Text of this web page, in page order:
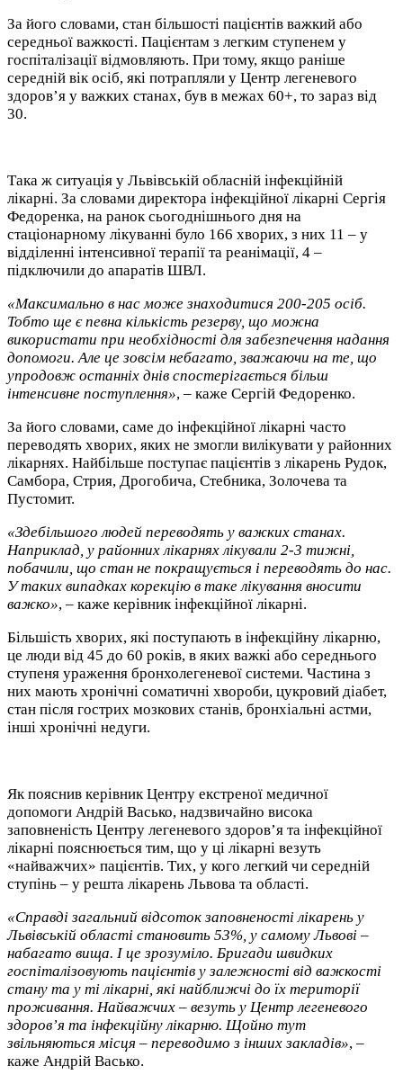
За його словами, стан більшості пацієнтів важкий або
середньої важкості. Пацієнтам з легким ступенем у
госпіталізації відмовляють. При тому, якщо раніше
середній вік осіб, які потрапляли у Центр легеневого
здоров’я у важких станах, був в межах 60+, то зараз від
30.
Така ж ситуація у Львівській обласній інфекційній
лікарні. За словами директора інфекційної лікарні Сергія
Федоренка, на ранок сьогоднішнього дня на
стаціонарному лікуванні було 166 хворих, з них 11 – у
відділенні інтенсивної терапії та реанімації, 4 –
підключили до апаратів ШВЛ.
«Максимально в нас може знаходитися 200-205 осіб.
Тобто ще є певна кількість резерву, що можна
використати при необхідності для забезпечення надання
допомоги. Але це зовсім небагато, зважаючи на те, що
упродовж останніх днів спостерігається більш
інтенсивне поступлення», – каже Сергій Федоренко.
За його словами, саме до інфекційної лікарні часто
переводять хворих, яких не змогли вилікувати у районних
лікарнях. Найбільше поступає пацієнтів з лікарень Рудок,
Самбора, Стрия, Дрогобича, Стебника, Золочева та
Пустомит.
«Здебільшого людей переводять у важких станах.
Наприклад, у районних лікарнях лікували 2-3 тижні,
побачили, що стан не покращується і переводять до нас.
У таких випадках корекцію в таке лікування вносити
важко», – каже керівник інфекційної лікарні.
Більшість хворих, які поступають в інфекційну лікарню,
це люди від 45 до 60 років, в яких важкі або середнього
ступеня ураження бронхолегеневої системи. Частина з
них мають хронічні соматичні хвороби, цукровий діабет,
стан після гострих мозкових станів, бронхіальні астми,
інші хронічні недуги.
Як пояснив керівник Центру екстреної медичної
допомоги Андрій Васько, надзвичайно висока
заповненість Центру легеневого здоров’я та інфекційної
лікарні пояснюється тим, що у ці лікарні везуть
«найважчих» пацієнтів. Тих, у кого легкий чи середній
ступінь – у решта лікарень Львова та області.
«Справді загальний відсоток заповненості лікарень у
Львівській області становить 53%, у самому Львові –
набагато вища. І це зрозуміло. Бригади швидких
госпіталізовують пацієнтів у залежності від важкості
стану та у ті лікарні, які найближчі до їх території
проживання. Найважчих – везуть у Центр легеневого
здоров’я та інфекційну лікарню. Щойно тут
звільняються місця – переводимо з інших закладів», –
каже Андрій Васько.